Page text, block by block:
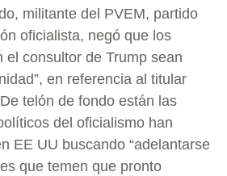
militante del PVEM, partido
oficialista, negó que los
el consultor de Trump sean
en referencia al titular
telón de fondo están las
del oficialismo han
EE UU buscando “adelantarse
que temen que pronto